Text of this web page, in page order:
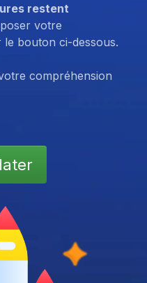
restent
votre
bouton ci-dessous.
compréhension